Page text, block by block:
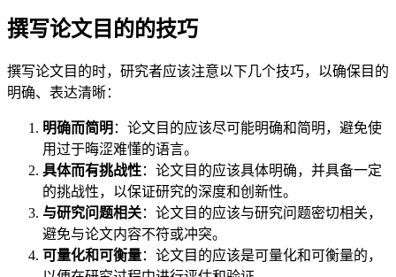
撰写论文目的的技巧
撰写论文目的时，研究者应该注意以下几个技巧，以确保目的
明确、表达清晰：
明确而简明 ：论文目的应该尽可能明确和简明，避免使
用过于晦涩难懂的语言。
具体而有挑战性：论文目的应该具体明确，并具备一定
的挑战性，以保证研究的深度和创新性。
与研究问题相关：论文目的应该与研究问题密切相关，
避免与论文内容不符或冲突。
可量化和可衡量：论文目的应该是可量化和可衡量的，